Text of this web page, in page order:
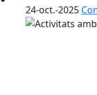
24-oct.-2025